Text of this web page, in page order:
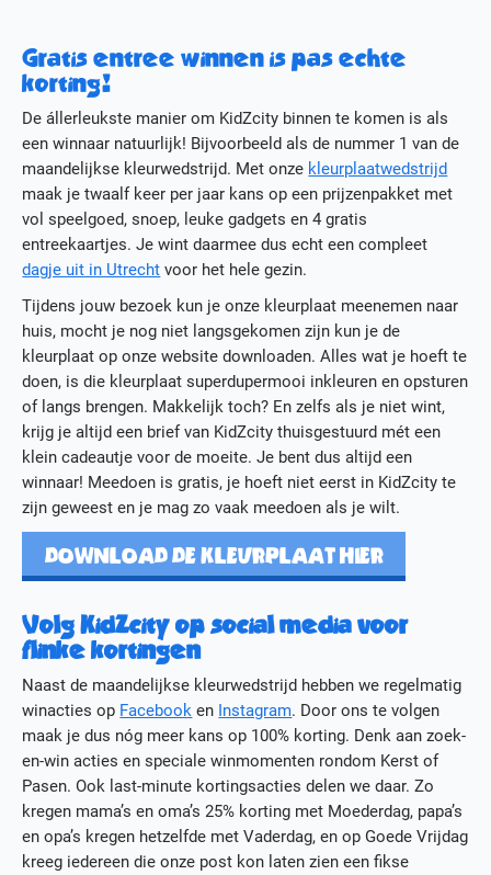
MEER
Actueel
Media
Contact
Werken bij KidZcity
Stage bij KidZcity
Actie
Gratis entree winnen is pas echte
korting!
De állerleukste manier om KidZcity binnen te komen is als
een winnaar natuurlijk! Bijvoorbeeld als de nummer 1 van de
maandelijkse kleurwedstrijd. Met onze kleurplaatwedstrijd
maak je twaalf keer per jaar kans op een prijzenpakket met
vol speelgoed, snoep, leuke gadgets en 4 gratis
entreekaartjes. Je wint daarmee dus echt een compleet
dagje uit in Utrecht voor het hele gezin.
Tijdens jouw bezoek kun je onze kleurplaat meenemen naar
huis, mocht je nog niet langsgekomen zijn kun je de
kleurplaat op onze website downloaden. Alles wat je hoeft te
doen, is die kleurplaat superdupermooi inkleuren en opsturen
of langs brengen. Makkelijk toch? En zelfs als je niet wint,
krijg je altijd een brief van KidZcity thuisgestuurd mét een
klein cadeautje voor de moeite. Je bent dus altijd een
winnaar! Meedoen is gratis, je hoeft niet eerst in KidZcity te
zijn geweest en je mag zo vaak meedoen als je wilt.
DOWNLOAD DE KLEURPLAAT HIER
Volg KidZcity op social media voor
flinke kortingen
Naast de maandelijkse kleurwedstrijd hebben we regelmatig
winacties op Facebook en Instagram. Door ons te volgen
maak je dus nóg meer kans op 100% korting. Denk aan zoek-
en-win acties en speciale winmomenten rondom Kerst of
Pasen. Ook last-minute kortingsacties delen we daar. Zo
kregen mama’s en oma’s 25% korting met Moederdag, papa’s
en opa’s kregen hetzelfde met Vaderdag, en op Goede Vrijdag
kreeg iedereen die onze post kon laten zien een fikse